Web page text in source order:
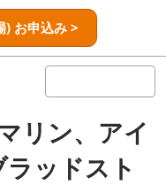
) お申込み >
ジ
ビ
ゲ
ー
ョ
リン、アイ
ッドスト